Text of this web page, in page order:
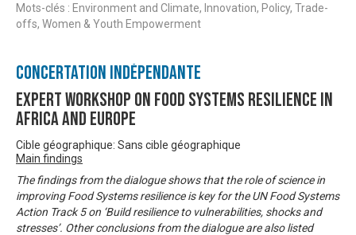
Mots-clés : Environment and Climate, Innovation, Policy, Trade-
offs, Women & Youth Empowerment
Concertation Indépendante
Expert Workshop on Food Systems Resilience in
Africa and Europe
Cible géographique: Sans cible géographique
Main findings
The findings from the dialogue shows that the role of science in
improving Food Systems resilience is key for the UN Food Systems
Action Track 5 on ‘Build resilience to vulnerabilities, shocks and
stresses’. Other conclusions from the dialogue are also listed